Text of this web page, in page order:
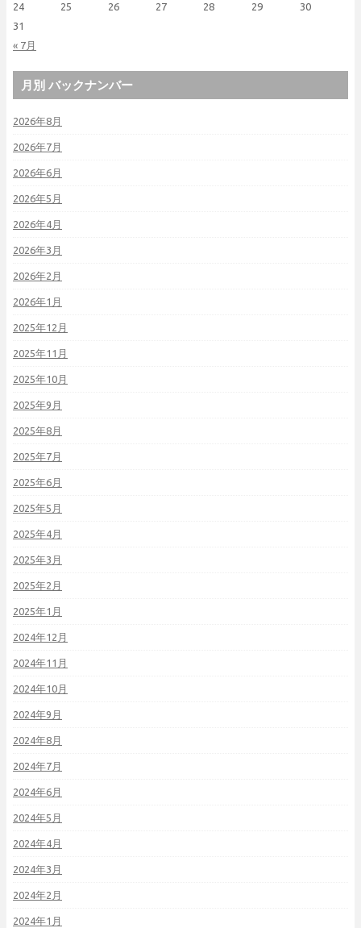
« 7月
24
25 26 27 28 29
30
31
月別 バックナンバー
2026年8月
2026年7月
2026年6月
2026年5月
2026年4月
2026年3月
2026年2月
2026年1月
2025年12月
2025年11月
2025年10月
2025年9月
2025年8月
2025年7月
2025年6月
2025年5月
2025年4月
2025年3月
2025年2月
2025年1月
2024年12月
2024年11月
2024年10月
2024年9月
2024年8月
2024年7月
2024年6月
2024年5月
2024年4月
2024年3月
2024年2月
2024年1月